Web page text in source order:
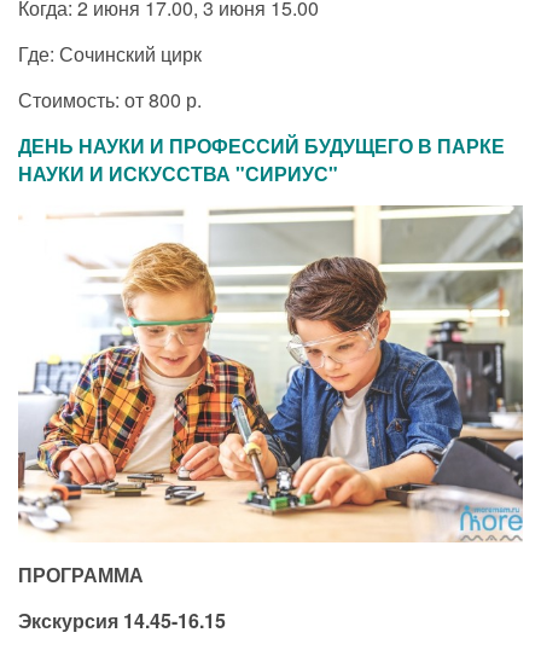
Когда: 2 июня 17.00, 3 июня 15.00
Где: Сочинский цирк
Стоимость: от 800 р.
ДЕНЬ НАУКИ И ПРОФЕССИЙ БУДУЩЕГО В ПАРКЕ
НАУКИ И ИСКУССТВА "СИРИУС"
ПРОГРАММА
Экскурсия 14.45-16.15